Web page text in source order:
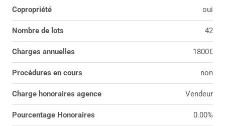
Copropriété oui
Nombre de lots 42
Charges annuelles 1800€
Procédures en cours non
Charge honoraires agence Vendeur
Pourcentage Honoraires 0.00%